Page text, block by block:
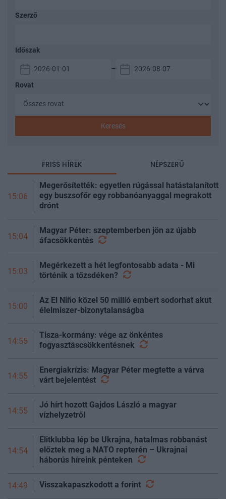
Szerző
Időszak
–
Rovat
Keresés
FRISS HÍREK NÉPSZERŰ
15:06
Megerősítették: egyetlen rúgással hatástalanított
egy buszsofőr egy robbanóanyaggal megrakott
drónt
15:04
Magyar Péter: szeptemberben jön az újabb
áfacsökkentés
15:03
Megérkezett a hét legfontosabb adata - Mi
történik a tőzsdéken?
15:00
Az El Niño közel 50 millió embert sodorhat akut
élelmiszer-bizonytalanságba
14:55
Tisza-kormány: vége az önkéntes
fogyasztáscsökkentésnek
14:55
Energiakrízis: Magyar Péter megtette a várva
várt bejelentést
14:55
Jó hírt hozott Gajdos László a magyar
vízhelyzetről
14:54
Elitklubba lép be Ukrajna, hatalmas robbanást
előztek meg a NATO repterén – Ukrajnai
háborús híreink pénteken
14:49 Visszakapaszkodott a forint